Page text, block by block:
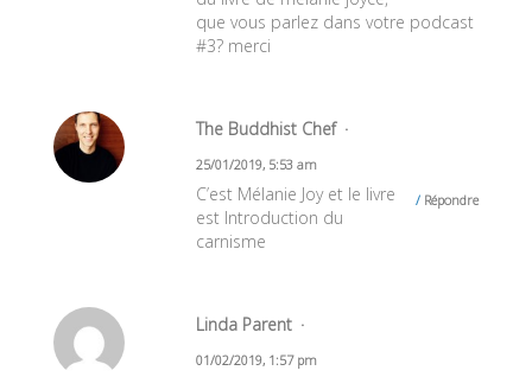
que vous parlez dans votre podcast
#3? merci
The Buddhist Chef
25/01/2019, 5:53 am
Répondre
C’est Mélanie Joy et le livre
est Introduction du
carnisme
Linda Parent
01/02/2019, 1:57 pm